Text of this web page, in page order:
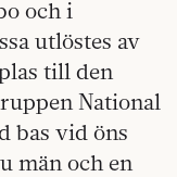
och i
utlöstes av
till den
National
bas vid öns
män och en